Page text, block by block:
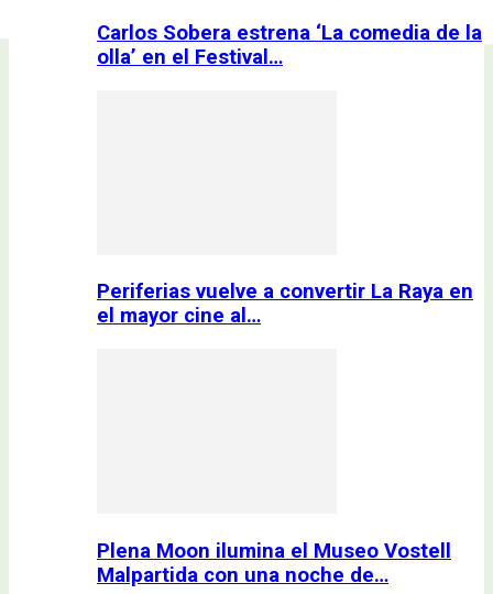
Carlos Sobera estrena ‘La comedia de la
olla’ en el Festival…
Periferias vuelve a convertir La Raya en
el mayor cine al…
Plena Moon ilumina el Museo Vostell
Malpartida con una noche de…